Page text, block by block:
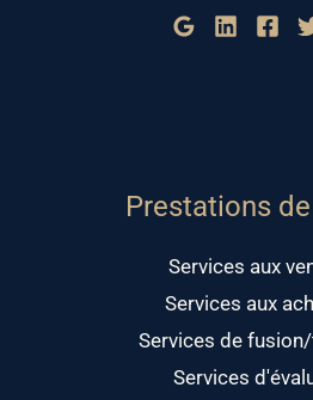
Prestations
Services aux
Services aux
Services de
Services